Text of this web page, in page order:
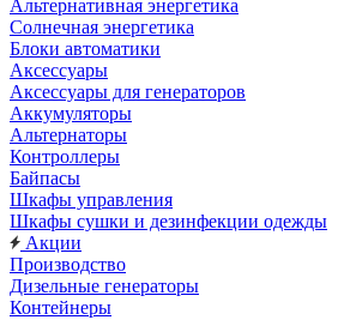
Альтернативная энергетика
Солнечная энергетика
Блоки автоматики
Аксессуары
Аксессуары для генераторов
Аккумуляторы
Альтернаторы
Контроллеры
Байпасы
Шкафы управления
Шкафы сушки и дезинфекции одежды
Акции
Производство
Дизельные генераторы
Контейнеры